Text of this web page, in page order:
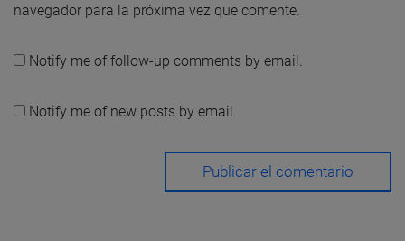
navegador para la próxima vez que comente.
Notify me of follow-up comments by email.
Notify me of new posts by email.